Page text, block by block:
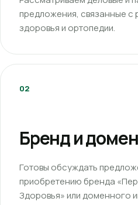
предложения, связанные с
здоровья и ортопедии.
02
Бренд и домен
Готовы обсуждать
приобретению бренда
Здоровья» или доменного